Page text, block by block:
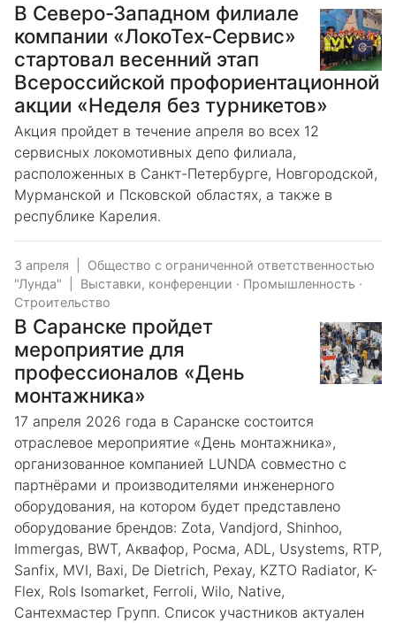
В Северо-Западном филиале
компании «ЛокоТех-Сервис»
стартовал весенний этап
Всероссийской профориентационной
акции «Неделя без турникетов»
Акция пройдет в течение апреля во всех 12
сервисных локомотивных депо филиала,
расположенных в Санкт-Петербурге, Новгородской,
Мурманской и Псковской областях, а также в
республике Карелия.
3 апреля
Общество с ограниченной ответственностью
"Лунда"
Выставки, конференции · Промышленность ·
Строительство
В Саранске пройдет
мероприятие для
профессионалов «День
монтажника»
17 апреля 2026 года в Саранске состоится
отраслевое мероприятие «День монтажника»,
организованное компанией LUNDA совместно с
партнёрами и производителями инженерного
оборудования, на котором будет представлено
оборудование брендов: Zota, Vandjord, Shinhoo,
Immergas, BWT, Аквафор, Росма, ADL, Usystems, RTP,
Sanfix, MVI, Baxi, De Dietrich, Рехау, KZTO Radiator, K-
Flex, Rols Isomarket, Ferroli, Wilo, Native,
Сантехмастер Групп. Список участников актуален